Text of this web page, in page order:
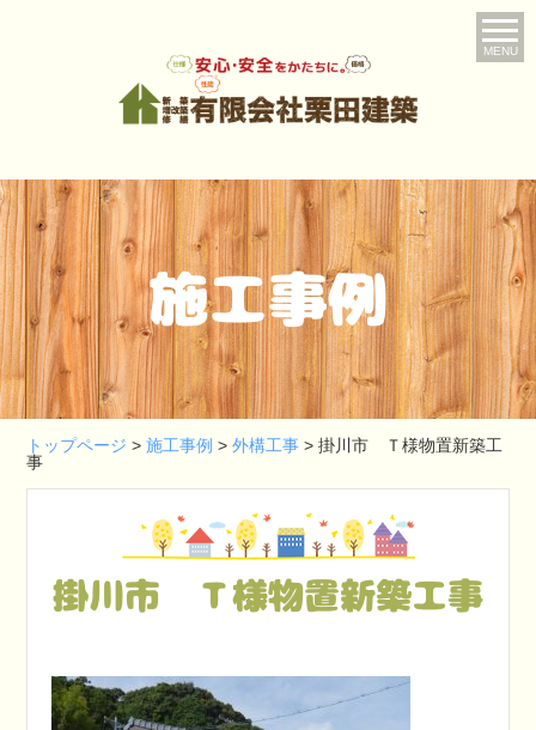
MENU
施工事例
トップページ >施工事例 >外構工事 >掛川市 Ｔ様物置新築工
事
掛川市 Ｔ様物置新築工事